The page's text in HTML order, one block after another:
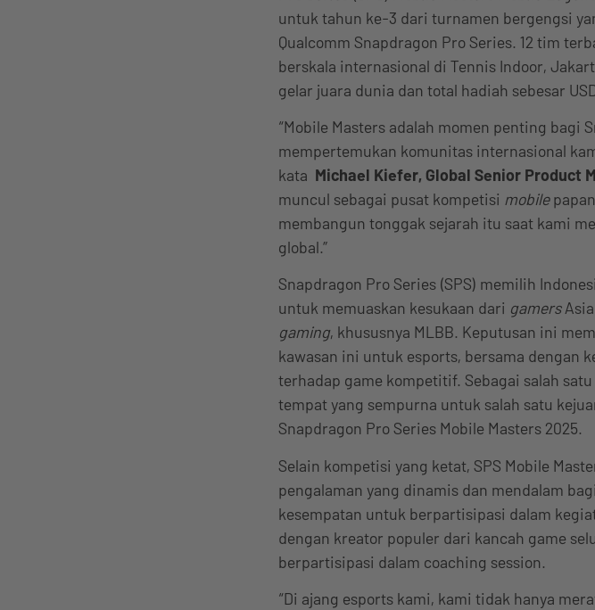
untuk tahun ke-3 dari turnamen bergengsi
Qualcomm Snapdragon Pro Series. 12 tim
berskala internasional di Tennis Indoor,
gelar juara dunia dan total hadiah sebesar
“Mobile Masters adalah momen penting bagi
mempertemukan komunitas internasional
kata Michael Kiefer, Global Senior Product
muncul sebagai pusat kompetisi mobile
membangun tonggak sejarah itu saat kami
global.”
Snapdragon Pro Series (SPS) memilih
untuk memuaskan kesukaan dari gamersAsia
gaming, khususnya MLBB. Keputusan ini
kawasan ini untuk esports, bersama dengan
terhadap game kompetitif. Sebagai salah
tempat yang sempurna untuk salah satu
Snapdragon Pro Series Mobile Masters 2025.
Selain kompetisi yang ketat, SPS Mobile
pengalaman yang dinamis dan mendalam
kesempatan untuk berpartisipasi dalam
dengan kreator populer dari kancah game
berpartisipasi dalam coaching session.
“Di ajang esports kami, kami tidak hanya